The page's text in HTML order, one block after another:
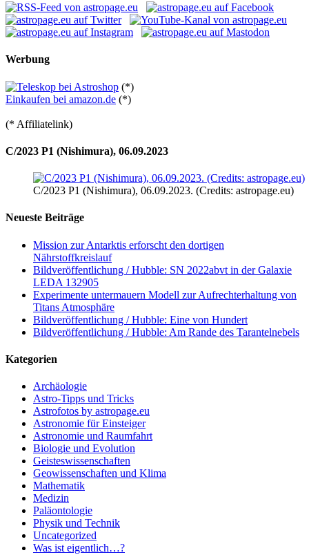
Werbung
(*)
Einkaufen bei amazon.de (*)
(* Affiliatelink)
C/2023 P1 (Nishimura), 06.09.2023
C/2023 P1 (Nishimura), 06.09.2023. (Credits: astropage.eu)
Neueste Beiträge
Mission zur Antarktis erforscht den dortigen
Nährstoffkreislauf
Bildveröffentlichung / Hubble: SN 2022abvt in der Galaxie
LEDA 132905
Experimente untermauern Modell zur Aufrechterhaltung von
Titans Atmosphäre
Bildveröffentlichung / Hubble: Eine von Hundert
Bildveröffentlichung / Hubble: Am Rande des Tarantelnebels
Kategorien
Archäologie
Astro-Tipps und Tricks
Astrofotos by astropage.eu
Astronomie für Einsteiger
Astronomie und Raumfahrt
Biologie und Evolution
Geisteswissenschaften
Geowissenschaften und Klima
Mathematik
Medizin
Paläontologie
Physik und Technik
Uncategorized
Was ist eigentlich…?